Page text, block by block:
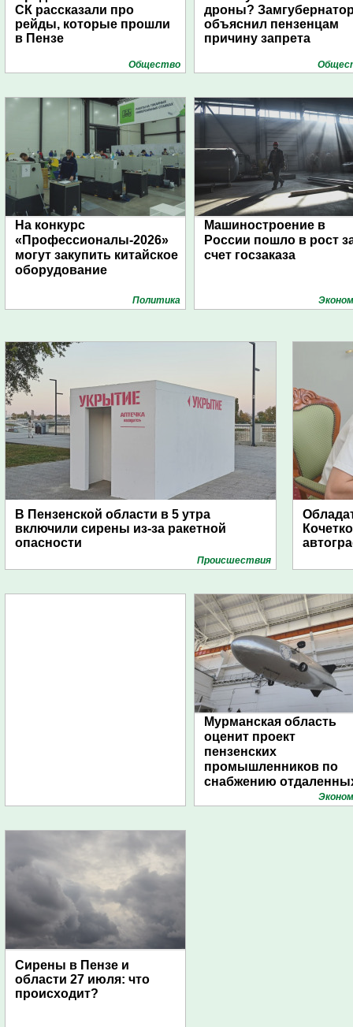
СК рассказали про
рейды, которые прошли
в Пензе
Общество
дроны?
объяснил пензенцам
причину запрета
На конкурс
«Профессионалы-2026»
могут закупить китайское
оборудование
Политика
Машиностроение в
России пошло в рост
счет госзаказа
В Пензенской области в 5 утра
включили сирены из-за ракетной
опасности
Проиcшествия
Мурманская область
оценит проект
пензенских
промышленников по
снабжению
поселений с помощью
Сирены в Пензе и
области 27 июля: что
происходит?